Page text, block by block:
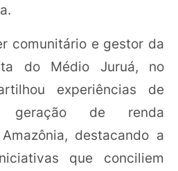
comunitário e gestor da
do Médio Juruá, no
experiências de
geração de renda
destacando a
que conciliem